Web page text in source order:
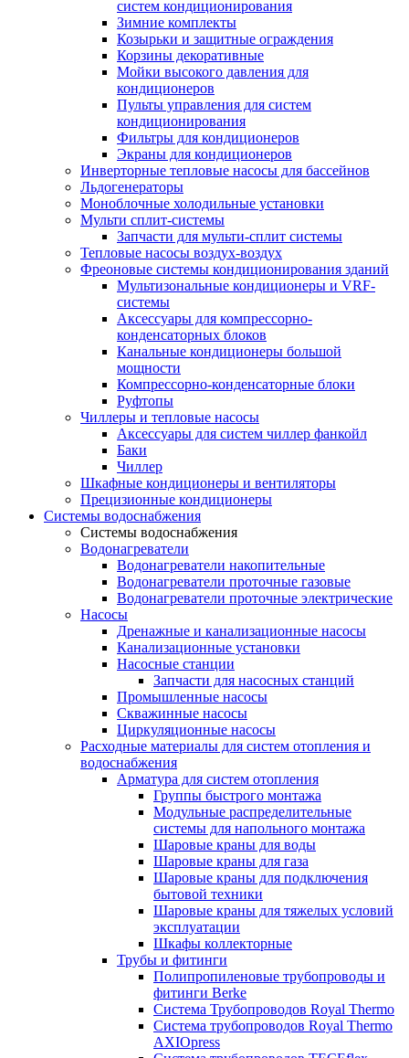
систем кондиционирования
Зимние комплекты
Козырьки и защитные ограждения
Корзины декоративные
Мойки высокого давления для
кондиционеров
Пульты управления для систем
кондиционирования
Фильтры для кондиционеров
Экраны для кондиционеров
Инверторные тепловые насосы для бассейнов
Льдогенераторы
Моноблочные холодильные установки
Мульти сплит-системы
Запчасти для мульти-сплит системы
Тепловые насосы воздух-воздух
Фреоновые системы кондиционирования зданий
Мультизональные кондиционеры и VRF-
системы
Аксессуары для компрессорно-
конденсаторных блоков
Канальные кондиционеры большой
мощности
Компрессорно-конденсаторные блоки
Руфтопы
Чиллеры и тепловые насосы
Аксессуары для систем чиллер фанкойл
Баки
Чиллер
Шкафные кондиционеры и вентиляторы
Прецизионные кондиционеры
Системы водоснабжения
Системы водоснабжения
Водонагреватели
Водонагреватели накопительные
Водонагреватели проточные газовые
Водонагреватели проточные электрические
Насосы
Дренажные и канализационные насосы
Канализационные установки
Насосные станции
Запчасти для насосных станций
Промышленные насосы
Скважинные насосы
Циркуляционные насосы
Расходные материалы для систем отопления и
водоснабжения
Арматура для систем отопления
Группы быстрого монтажа
Модульные распределительные
системы для напольного монтажа
Шаровые краны для воды
Шаровые краны для газа
Шаровые краны для подключения
бытовой техники
Шаровые краны для тяжелых условий
эксплуатации
Шкафы коллекторные
Трубы и фитинги
Полипропиленовые трубопроводы и
фитинги Berke
Система Трубопроводов Royal Thermo
Система трубопроводов Royal Thermo
AXIOpress